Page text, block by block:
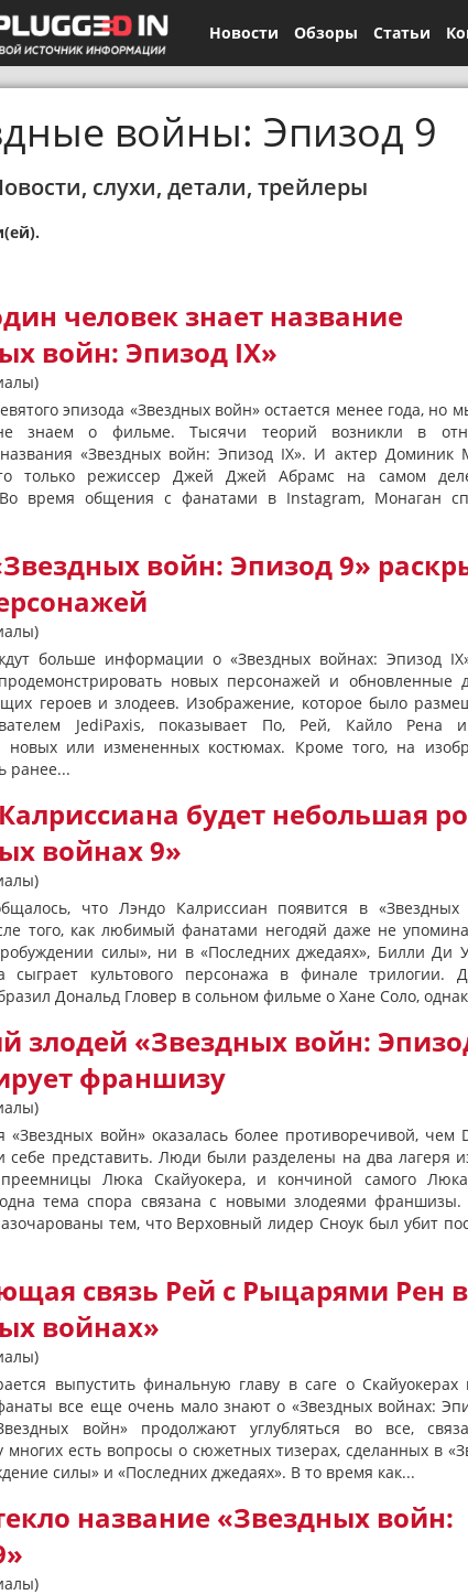
Новости Обзоры Статьи
войны: Эпизод 9
слухи, детали, трейлеры
человек знает название
войн: Эпизод IX»
эпизода «Звездных войн» остается менее года, но
знаем о фильме. Тысячи теорий возникли в
«Звездных войн: Эпизод IX». И актер Доминик
только режиссер Джей Джей Абрамс на самом
Во время общения с фанатами в Instagram, Монаган
войн: Эпизод 9»
больше информации о «Звездных войнах: Эпизод
новых персонажей и обновленные
героев и злодеев. Изображение, которое было
JediPaxis, показывает По, Рей, Кайло Рена
новых или измененных костюмах. Кроме того, на
ранее...
будет небольшая
войнах 9»
что Лэндо Калриссиан появится в «Звездных
того, как любимый фанатами негодяй даже не
силы», ни в «Последних джедаях», Билли Ди
сыграет культового персонажа в финале трилогии.
Дональд Гловер в сольном фильме о Хане Соло,
злодей «Звездных войн:
франшизу
«Звездных войн» оказалась более противоречивой, чем
себе представить. Люди были разделены на два лагеря
Люка Скайуокера, и кончиной самого
тема спора связана с новыми злодеями франшизы.
тем, что Верховный лидер Сноук был убит
связь Рей с Рыцарями Рен в
войнах»
выпустить финальную главу в саге о Скайуокерах
все еще очень мало знают о «Звездных войнах:
войн» продолжают углубляться во все,
есть вопросы о сюжетных тизерах, сделанных в
силы» и «Последних джедаях». В то время как...
название «Звездных войн: